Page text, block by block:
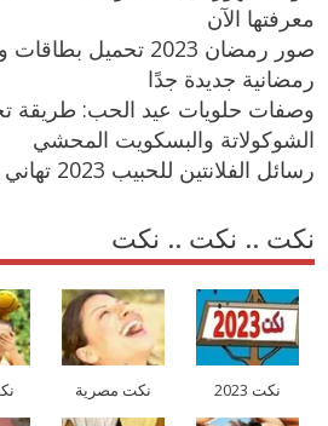
معرفتها الآن
صور رمضان 2023 تحميل
رمضانية جديدة جدًا
وصفات حلويات عيد الحب: طريقة
الشوكولاتة والبسكويت المحشي
رسائل الفلانتين للحبيب 2023 تهاني عيد حب سعيد للعشاق
نكت .. نكت .. نكت
نكت 2023 نكت مصرية